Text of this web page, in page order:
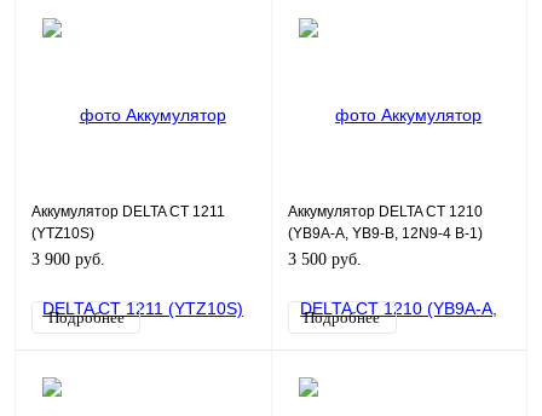
Аккумулятор DELTA CT 1211
(YTZ10S)
3 900 руб.
Подробнее
Аккумулятор DELTA CT 1210
(YB9A-A, YB9-B, 12N9-4 B-1)
3 500 руб.
Подробнее